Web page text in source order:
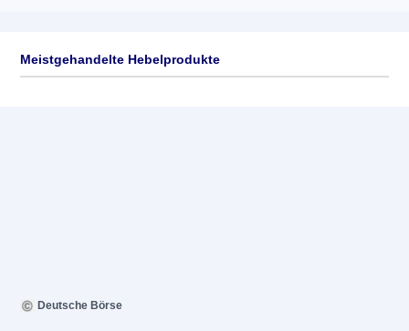
Meistgehandelte Hebelprodukte
Deutsche Börse